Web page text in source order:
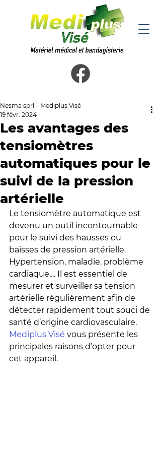
Les avantages des
tensiomètres
automatiques pour le
suivi de la pression
artérielle
Nesma sprl – Mediplus Visé
19 févr. 2024
Le tensiomètre automatique est
devenu un outil incontournable
pour le suivi des hausses ou
baisses de pression artérielle.
Hypertension, maladie, problème
cardiaque,... Il est essentiel de
mesurer et surveiller sa tension
artérielle régulièrement afin de
détecter rapidement tout souci de
santé d’origine cardiovasculaire.
Mediplus Visé vous présente les
principales raisons d’opter pour
cet appareil.